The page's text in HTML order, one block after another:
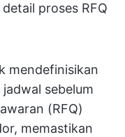
proses RFQ
mendefinisikan
sebelum
(RFQ)
memastikan